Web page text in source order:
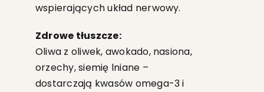
wspierających układ nerwowy.
Zdrowe tłuszcze:
Oliwa z oliwek, awokado, nasiona,
orzechy, siemię lniane –
dostarczają kwasów omega-3 i